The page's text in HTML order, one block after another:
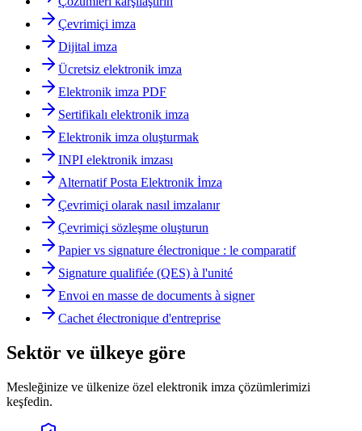
Çevrimiçi imza
Dijital imza
Ücretsiz elektronik imza
Elektronik imza PDF
Sertifikalı elektronik imza
Elektronik imza oluşturmak
INPI elektronik imzası
Alternatif Posta Elektronik İmza
Çevrimiçi olarak nasıl imzalanır
Çevrimiçi sözleşme oluşturun
Papier vs signature électronique : le comparatif
Signature qualifiée (QES) à l'unité
Envoi en masse de documents à signer
Cachet électronique d'entreprise
Sektör ve ülkeye göre
Mesleğinize ve ülkenize özel elektronik imza çözümlerimizi
keşfedin.